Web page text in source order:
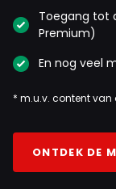
Toegang tot
Premium)
En nog veel
* m.u.v. content van
ONTDEK DE